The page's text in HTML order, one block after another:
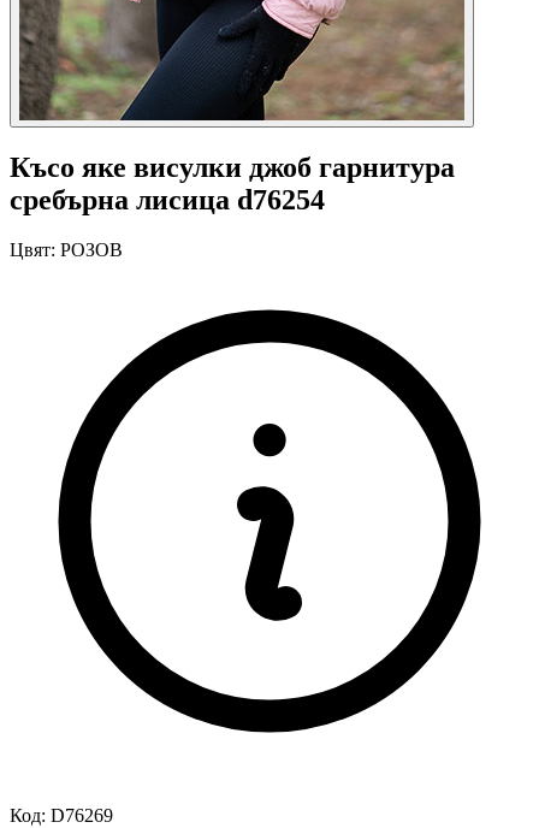
Късо яке висулки джоб гарнитура
сребърна лисица d76254
Цвят: РОЗОВ
Код: D76269